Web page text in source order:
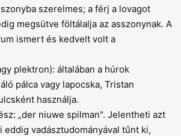
szerelmes; a férj a lovagot
megsütve föltálalja az asszonynak. A
ismert és kedvelt volt a
plektron): általában a húrok
pálca vagy lapocska, Tristan
használja.
„der niuwe spilman". Jelentheti azt
eddig vadásztudományával tűnt ki,